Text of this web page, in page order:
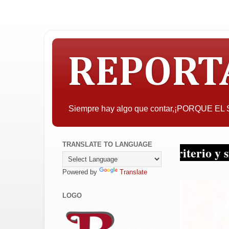
Siempre hay algo que contar,¡PORQUE
la objetividad con criterio y sin
TRANSLATE TO LANGUAGE
Powered by Translate
LOGO